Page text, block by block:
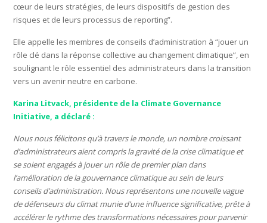
cœur de leurs stratégies, de leurs dispositifs de gestion des
risques et de leurs processus de reporting”.
Elle appelle les membres de conseils d’administration à “jouer un
rôle clé dans la réponse collective au changement climatique”, en
soulignant le rôle essentiel des administrateurs dans la transition
vers un avenir neutre en carbone.
Karina Litvack, présidente de la Climate Governance
Initiative, a déclaré :
Nous nous félicitons qu’à travers le monde, un nombre croissant
d’administrateurs aient compris la gravité de la crise climatique et
se soient engagés à jouer un rôle de premier plan dans
l’amélioration de la gouvernance climatique au sein de leurs
conseils d’administration. Nous représentons une nouvelle vague
de défenseurs du climat munie d’une influence significative, prête à
accélérer le rythme des transformations nécessaires pour parvenir